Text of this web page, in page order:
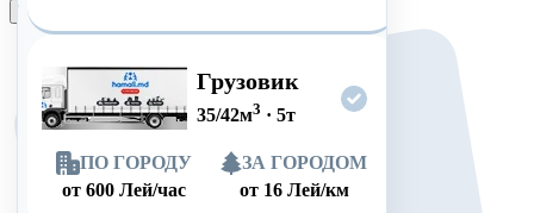
Грузовик
35/42м3 · 5т
ПО ГОРОДУ
от 600 Лей/час
ЗА ГОРОДОМ
от 16 Лей/км
Оформить заказ